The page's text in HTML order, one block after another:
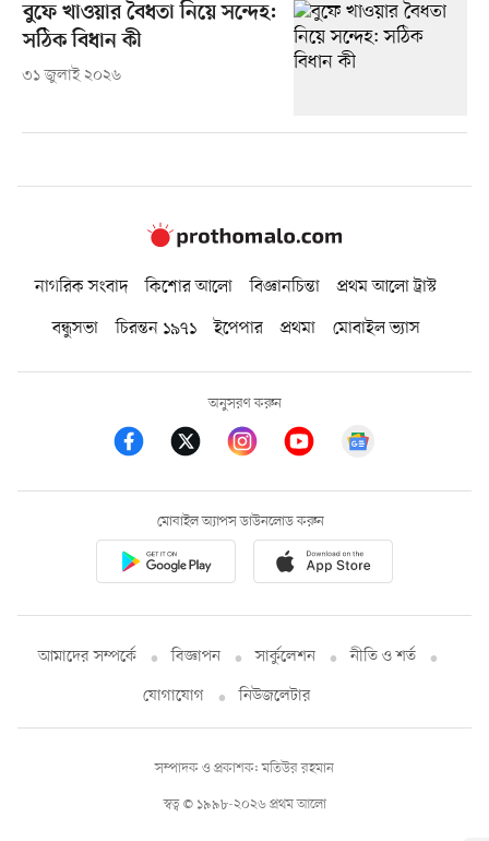
বুফে খাওয়ার বৈধতা নিয়ে সন্দেহ:
সঠিক বিধান কী
৩১ জুলাই ২০২৬
নাগরিক সংবাদ কিশোর আলো বিজ্ঞানচিন্তা
প্রথম আলো ট্রাস্ট
বন্ধুসভা
চিরন্তন ১৯৭১ ইপেপার প্রথমা মোবাইল ভ্যাস
অনুসরণ করুন
মোবাইল অ্যাপস ডাউনলোড করুন
আমাদের সম্পর্কে বিজ্ঞাপন সার্কুলেশন
নীতি ও শর্ত
যোগাযোগ
নিউজলেটার
স্বত্ব © ১৯৯৮-২০২৬ প্রথম আলো
সম্পাদক ও প্রকাশক: মতিউর রহমান